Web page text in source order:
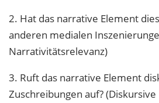
2. Hat das narrative Element
anderen medialen
Narrativitätsrelevanz)
3. Ruft das narrative Element
Zuschreibungen auf? (Diskursive